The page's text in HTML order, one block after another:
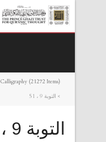
Calligraphy (21272 Items)
> التوبة 9 ، 51
التوبة 9 ، 51